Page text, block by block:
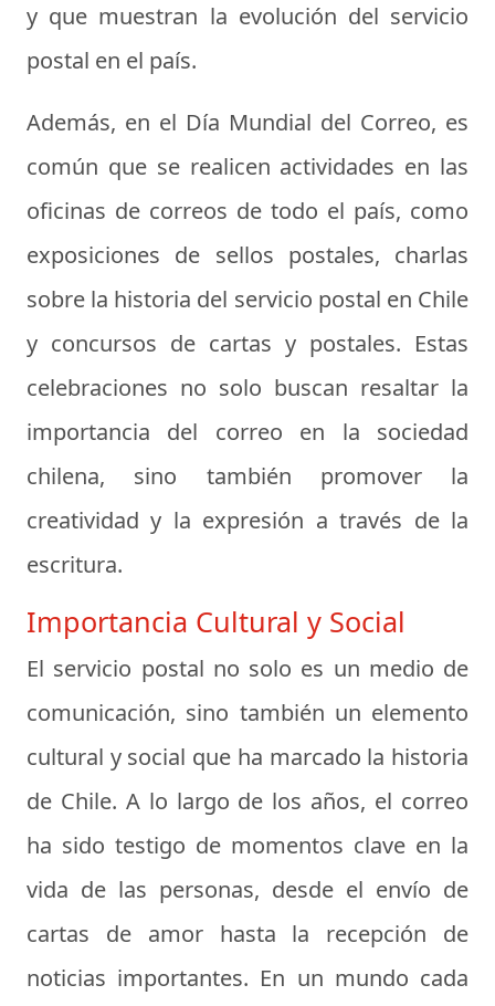
y que muestran la evolución del servicio
postal en el país.
Además, en el Día Mundial del Correo, es
común que se realicen actividades en las
oficinas de correos de todo el país, como
exposiciones de sellos postales, charlas
sobre la historia del servicio postal en Chile
y concursos de cartas y postales. Estas
celebraciones no solo buscan resaltar la
importancia del correo en la sociedad
chilena, sino también promover la
creatividad y la expresión a través de la
escritura.
Importancia Cultural y Social
El servicio postal no solo es un medio de
comunicación, sino también un elemento
cultural y social que ha marcado la historia
de Chile. A lo largo de los años, el correo
ha sido testigo de momentos clave en la
vida de las personas, desde el envío de
cartas de amor hasta la recepción de
noticias importantes. En un mundo cada